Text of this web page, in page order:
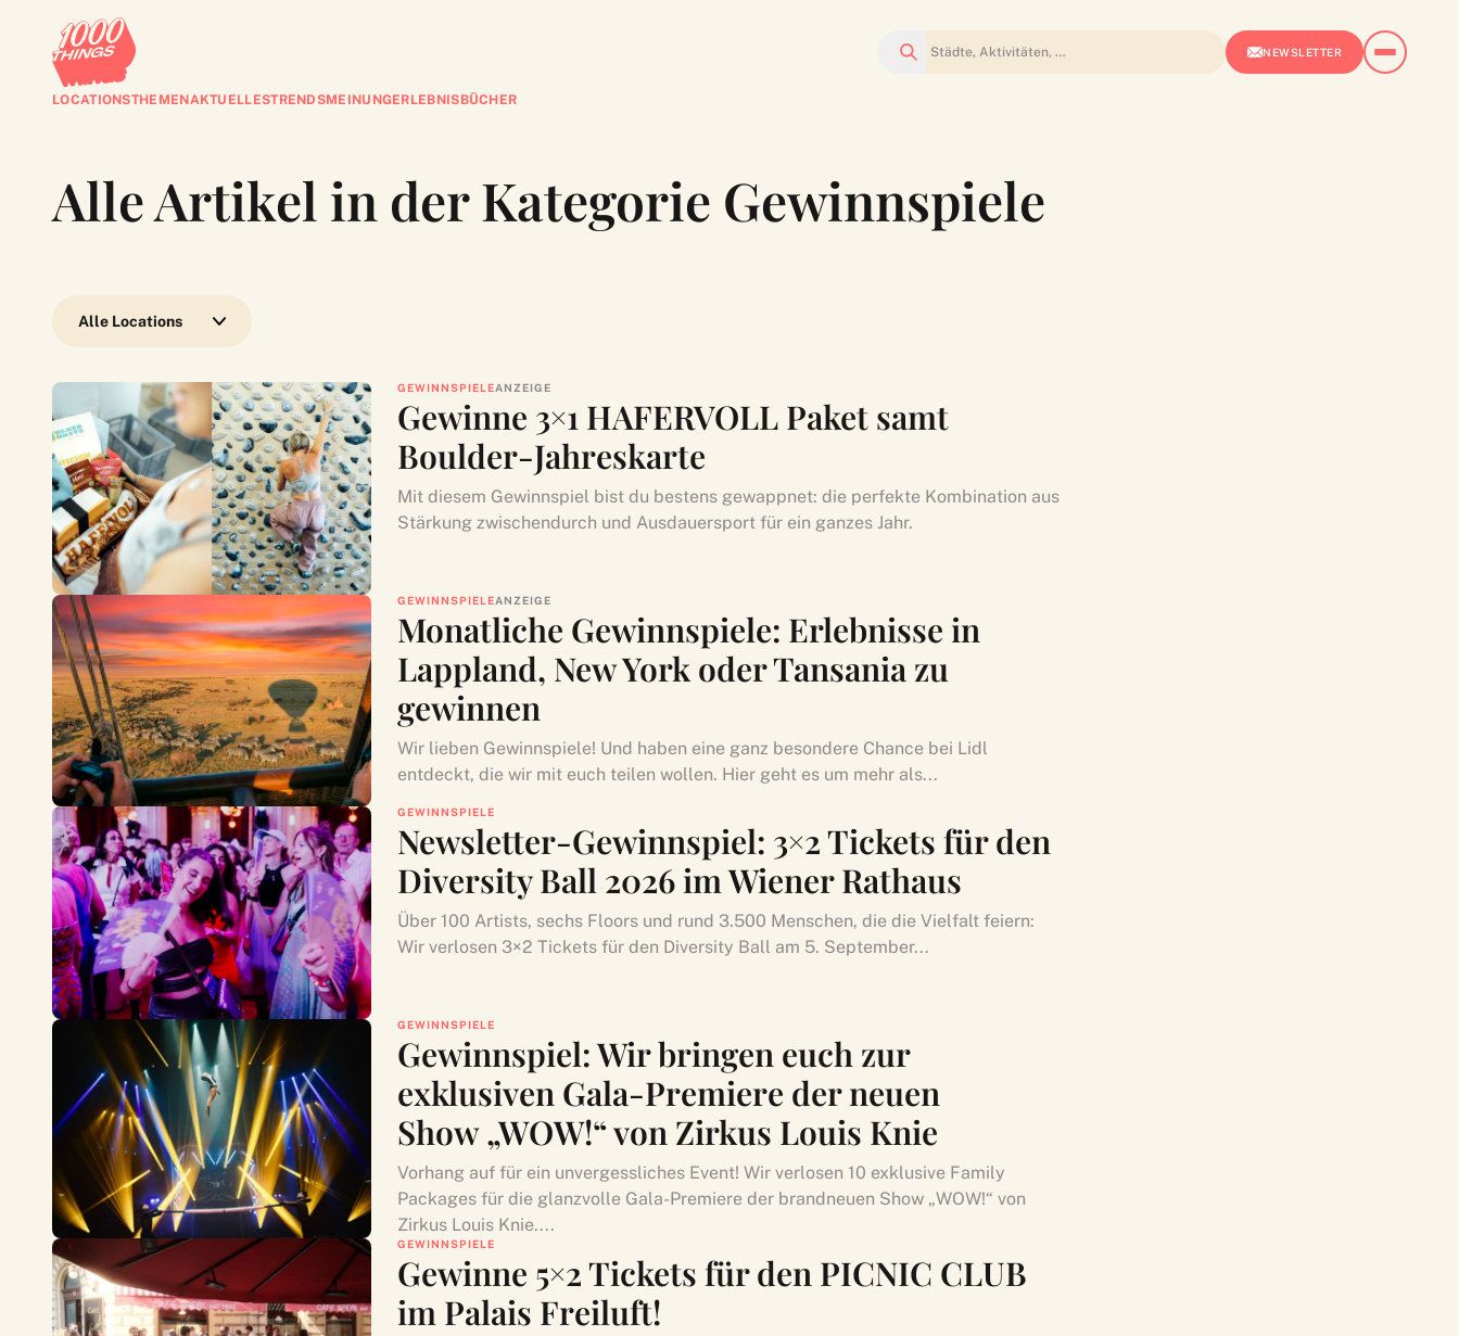
Suchen NEWSLETTER
LOCATIONSTHEMENAKTUELLESTRENDSMEINUNGERLEBNISBÜCHER
Alle Artikel in der Kategorie Gewinnspiele
GEWINNSPIELEANZEIGE
Gewinne 3×1 HAFERVOLL Paket samt
Boulder-Jahreskarte
Mit diesem Gewinnspiel bist du bestens gewappnet: die perfekte Kombination aus
Stärkung zwischendurch und Ausdauersport für ein ganzes Jahr.
GEWINNSPIELEANZEIGE
Monatliche Gewinnspiele: Erlebnisse in
Lappland, New York oder Tansania zu
gewinnen
Wir lieben Gewinnspiele! Und haben eine ganz besondere Chance bei Lidl
entdeckt, die wir mit euch teilen wollen. Hier geht es um mehr als...
GEWINNSPIELE
Newsletter-Gewinnspiel: 3×2 Tickets für den
Diversity Ball 2026 im Wiener Rathaus
Über 100 Artists, sechs Floors und rund 3.500 Menschen, die die Vielfalt feiern:
Wir verlosen 3×2 Tickets für den Diversity Ball am 5. September...
GEWINNSPIELE
Gewinnspiel: Wir bringen euch zur
exklusiven Gala-Premiere der neuen
Show „WOW!“ von Zirkus Louis Knie
Vorhang auf für ein unvergessliches Event! Wir verlosen 10 exklusive Family
Packages für die glanzvolle Gala-Premiere der brandneuen Show „WOW!“ von
Zirkus Louis Knie....
GEWINNSPIELE
Gewinne 5×2 Tickets für den PICNIC CLUB
im Palais Freiluft!